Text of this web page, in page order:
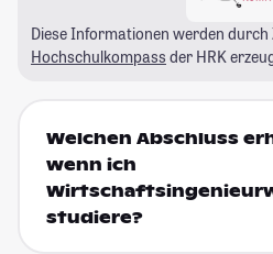
Diese Informationen werden
Hochschulkompass der HRK
Welchen Abschluss
wenn ich
studiere?